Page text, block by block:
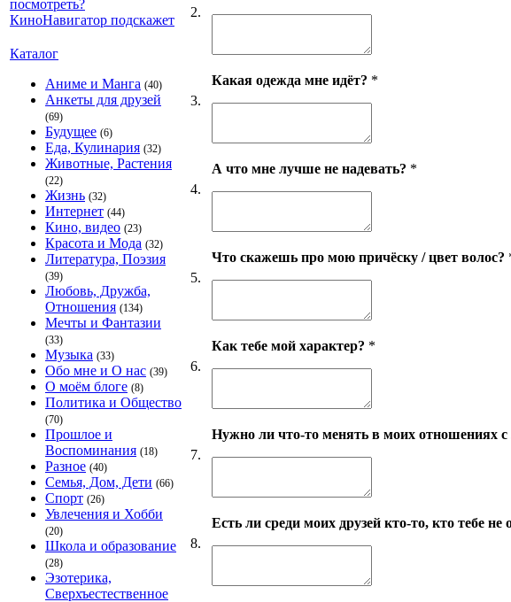
Каталог
Аниме и Манга (40)
Анкеты для друзей
(69)
Будущее (6)
Еда, Кулинария (32)
Животные, Растения
(22)
Жизнь (32)
Интернет (44)
Кино, видео (23)
Красота и Мода (32)
Литература, Поэзия
(39)
Любовь, Дружба,
Отношения (134)
Мечты и Фантазии
(33)
Музыка (33)
Обо мне и О нас (39)
О моём блоге (8)
Политика и Общество
(70)
Прошлое и
Воспоминания (18)
Разное (40)
Семья, Дом, Дети (66)
Спорт (26)
Увлечения и Хобби
(20)
Школа и образование
(28)
Эзотерика,
Сверхъестественное
2.
3.
Какая одежда мне идёт? *
4.
А что мне лучше не надевать? *
5.
Что скажешь про мою причёску / цвет волос?
6.
Как тебе мой характер? *
7.
Нужно ли что-то менять в моих отношениях
8.
Есть ли среди моих друзей кто-то, кто тебе не